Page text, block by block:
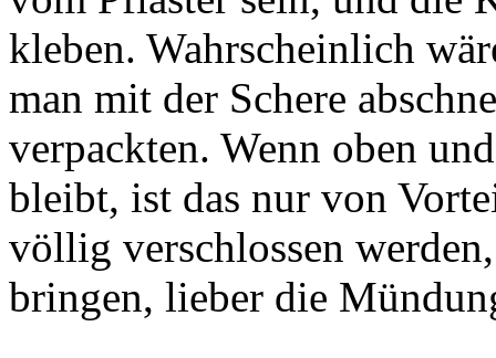
kleben. Wahrscheinlich
man mit der Schere
verpackten. Wenn oben
bleibt, ist das nur von
völlig verschlossen
bringen, lieber die